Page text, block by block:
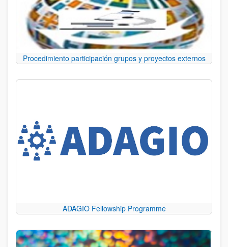
Procedimiento participación grupos y proyectos externos
ADAGIO Fellowship Programme